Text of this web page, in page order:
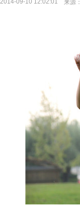
2014-09-10 12:02:01 来源：